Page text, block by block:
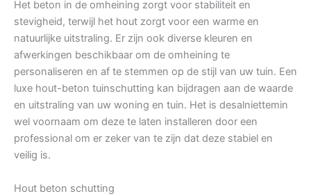
Het beton in de omheining zorgt voor stabiliteit en
stevigheid, terwijl het hout zorgt voor een warme en
natuurlijke uitstraling. Er zijn ook diverse kleuren en
afwerkingen beschikbaar om de omheining te
personaliseren en af te stemmen op de stijl van uw tuin. Een
luxe hout-beton tuinschutting kan bijdragen aan de waarde
en uitstraling van uw woning en tuin. Het is desalniettemin
wel voornaam om deze te laten installeren door een
professional om er zeker van te zijn dat deze stabiel en
veilig is.
Hout beton schutting